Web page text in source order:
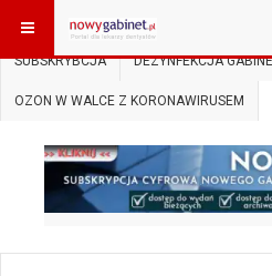
JESTEŚ TUTAJ: START
SUBSKRYBCJA DEZYNFEKCJA
OZON W WALCE Z KORONAWIRUSEM